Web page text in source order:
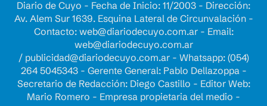
Diario de Cuyo - Fecha de Inicio: 11/2003 - Dirección:
Av. Alem Sur 1639. Esquina Lateral de Circunvalación -
Contacto: web@diariodecuyo.com.ar- Email:
web@diariodecuyo.com.ar
/ publicidad@diariodecuyo.com.ar- Whatsapp: (054)
264 5045343 - Gerente General: Pablo Dellazoppa -
Secretario de Redacción: Diego Castillo - Editor Web:
Mario Romero - Empresa propietaria del medio -